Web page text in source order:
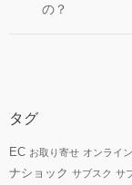
の？
タグ
EC お取り寄せ オンライ
ナショック サブスク サ